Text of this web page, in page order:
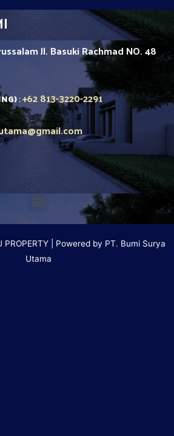
Jl. Basuki Rachmad NO. 48
:+62 813-3220-2291
@gmail.com
| Powered by PT. Bumi Surya
Utama